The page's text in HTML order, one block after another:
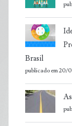
Brasil
publicado em 20/